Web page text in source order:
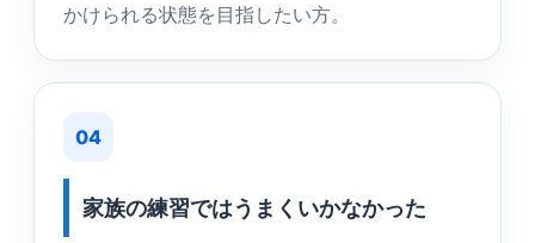
かけられる状態を目指したい方。
04
家族の練習ではうまくいかなかった